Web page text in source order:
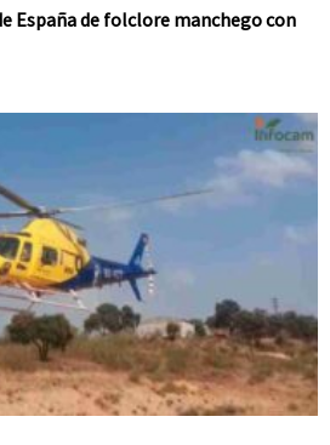
España de folclore manchego con